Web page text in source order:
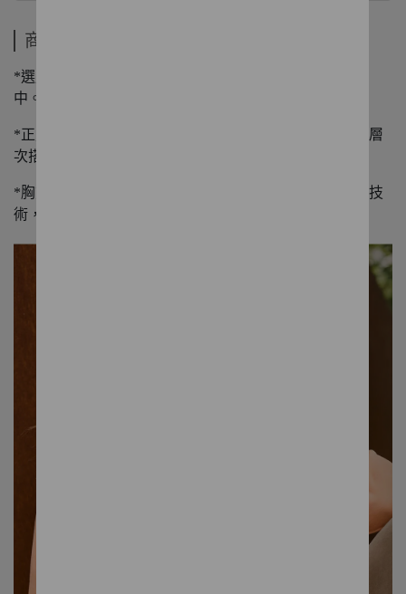
商品介紹
*選用高含棉有彈性的針織素材，面料親膚透氣，厚薄適
中。
*正肩版型俐落顯瘦，單穿或外加線衫皆百搭，是一款可層
次搭配的單品。
*胸前同色系英文字體拼出鳳梨的圖樣，並使用發泡印花技
術，使視覺上質感滿分。